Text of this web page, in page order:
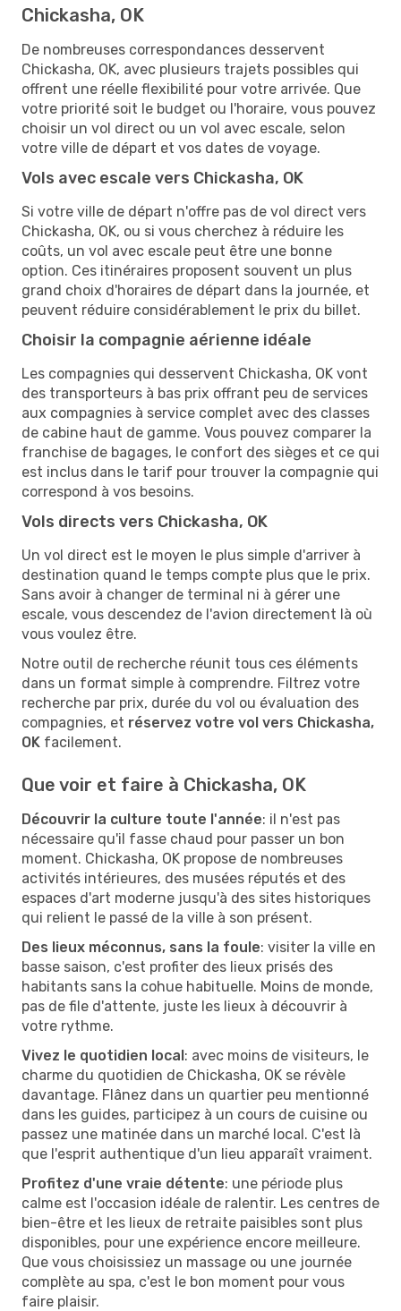
Chickasha, OK
De nombreuses correspondances desservent
Chickasha, OK, avec plusieurs trajets possibles qui
offrent une réelle flexibilité pour votre arrivée. Que
votre priorité soit le budget ou l'horaire, vous pouvez
choisir un vol direct ou un vol avec escale, selon
votre ville de départ et vos dates de voyage.
Vols avec escale vers Chickasha, OK
Si votre ville de départ n'offre pas de vol direct vers
Chickasha, OK, ou si vous cherchez à réduire les
coûts, un vol avec escale peut être une bonne
option. Ces itinéraires proposent souvent un plus
grand choix d'horaires de départ dans la journée, et
peuvent réduire considérablement le prix du billet.
Choisir la compagnie aérienne idéale
Les compagnies qui desservent Chickasha, OK vont
des transporteurs à bas prix offrant peu de services
aux compagnies à service complet avec des classes
de cabine haut de gamme. Vous pouvez comparer la
franchise de bagages, le confort des sièges et ce qui
est inclus dans le tarif pour trouver la compagnie qui
correspond à vos besoins.
Vols directs vers Chickasha, OK
Un vol direct est le moyen le plus simple d'arriver à
destination quand le temps compte plus que le prix.
Sans avoir à changer de terminal ni à gérer une
escale, vous descendez de l'avion directement là où
vous voulez être.
Notre outil de recherche réunit tous ces éléments
dans un format simple à comprendre. Filtrez votre
recherche par prix, durée du vol ou évaluation des
compagnies, et réservez votre vol vers Chickasha,
OK facilement.
Que voir et faire à Chickasha, OK
Découvrir la culture toute l'année: il n'est pas
nécessaire qu'il fasse chaud pour passer un bon
moment. Chickasha, OK propose de nombreuses
activités intérieures, des musées réputés et des
espaces d'art moderne jusqu'à des sites historiques
qui relient le passé de la ville à son présent.
Des lieux méconnus, sans la foule: visiter la ville en
basse saison, c'est profiter des lieux prisés des
habitants sans la cohue habituelle. Moins de monde,
pas de file d'attente, juste les lieux à découvrir à
votre rythme.
Vivez le quotidien local: avec moins de visiteurs, le
charme du quotidien de Chickasha, OK se révèle
davantage. Flânez dans un quartier peu mentionné
dans les guides, participez à un cours de cuisine ou
passez une matinée dans un marché local. C'est là
que l'esprit authentique d'un lieu apparaît vraiment.
Profitez d'une vraie détente: une période plus
calme est l'occasion idéale de ralentir. Les centres de
bien-être et les lieux de retraite paisibles sont plus
disponibles, pour une expérience encore meilleure.
Que vous choisissiez un massage ou une journée
complète au spa, c'est le bon moment pour vous
faire plaisir.